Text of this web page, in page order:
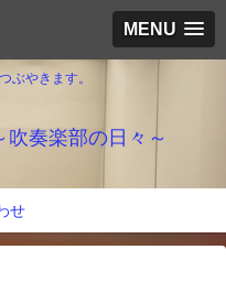
MENU
ぶやきます。
奏楽部の日々～
せ